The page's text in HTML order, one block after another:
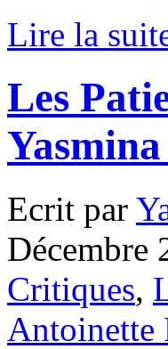
Lire la
Les
Ecrit par
Décembre
Critiques,
Antoinette